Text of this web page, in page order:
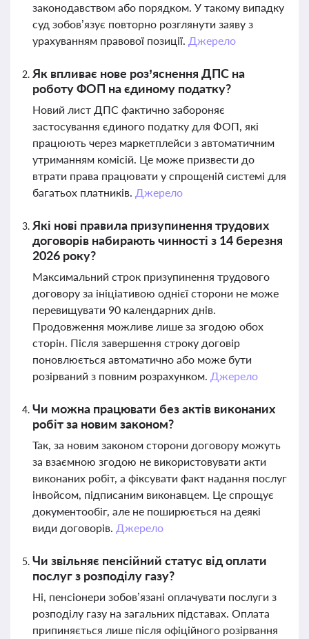
законодавством або порядком. У такому випадку
суд зобов’язує повторно розглянути заяву з
урахуванням правової позиції. Джерело
Як впливає нове роз’яснення ДПС на
роботу ФОП на єдиному податку?
Новий лист ДПС фактично забороняє
застосування єдиного податку для ФОП, які
працюють через маркетплейси з автоматичним
утриманням комісій. Це може призвести до
втрати права працювати у спрощеній системі для
багатьох платників. Джерело
Які нові правила призупинення трудових
договорів набирають чинності з 14 березня
2026 року?
Максимальний строк призупинення трудового
договору за ініціативою однієї сторони не може
перевищувати 90 календарних днів.
Продовження можливе лише за згодою обох
сторін. Після завершення строку договір
поновлюється автоматично або може бути
розірваний з повним розрахунком. Джерело
Чи можна працювати без актів виконаних
робіт за новим законом?
Так, за новим законом сторони договору можуть
за взаємною згодою не використовувати акти
виконаних робіт, а фіксувати факт надання послуг
інвойсом, підписаним виконавцем. Це спрощує
документообіг, але не поширюється на деякі
види договорів. Джерело
Чи звільняє пенсійний статус від оплати
послуг з розподілу газу?
Ні, пенсіонери зобов’язані оплачувати послуги з
розподілу газу на загальних підставах. Оплата
припиняється лише після офіційного розірвання